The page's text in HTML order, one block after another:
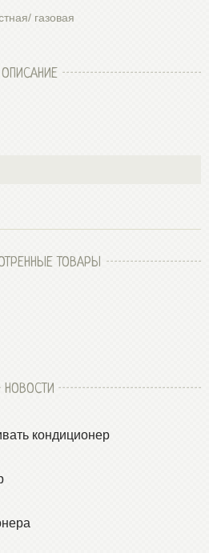
газовая
ОПИСАНИЕ
ТОВАРЫ
НОВОСТИ
кондиционер